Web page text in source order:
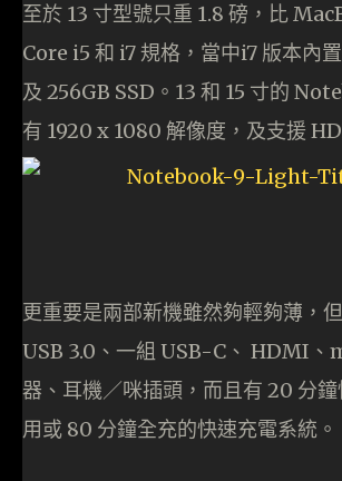
至於 13 寸型號只重 1.8 磅，比
Core i5 和 i7 規格，當中i7 版本內
及 256GB SSD。13 和 15 寸的
有 1920 x 1080 解像度，及支援
更重要是兩部新機雖然夠輕夠薄，
USB 3.0、一組 USB-C、 HDMI、
器、耳機／咪插頭，而且有 20 分
用或 80 分鐘全充的快速充電系統。